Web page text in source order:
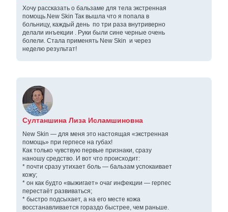
Хочу рассказать о бальзаме для тела экстренная
помощь.New Skin Так вышла что я попала в
больницу, каждый день по три раза внутриверно
делали инъекции . Руки были сине черные очень
болели. Стала применять New Skin и через
неделю результат!
Султаншина Лиза Исламшиновна
New Skin — для меня это настоящая «экстренная
помощь» при герпесе на губах!
Как только чувствую первые признаки, сразу
наношу средство. И вот что происходит:
* почти сразу утихает боль — бальзам успокаивает
кожу;
* он как будто «выжигает» очаг инфекции — герпес
перестаёт развиваться;
* быстро подсыхает, а на его месте кожа
восстанавливается гораздо быстрее, чем раньше.